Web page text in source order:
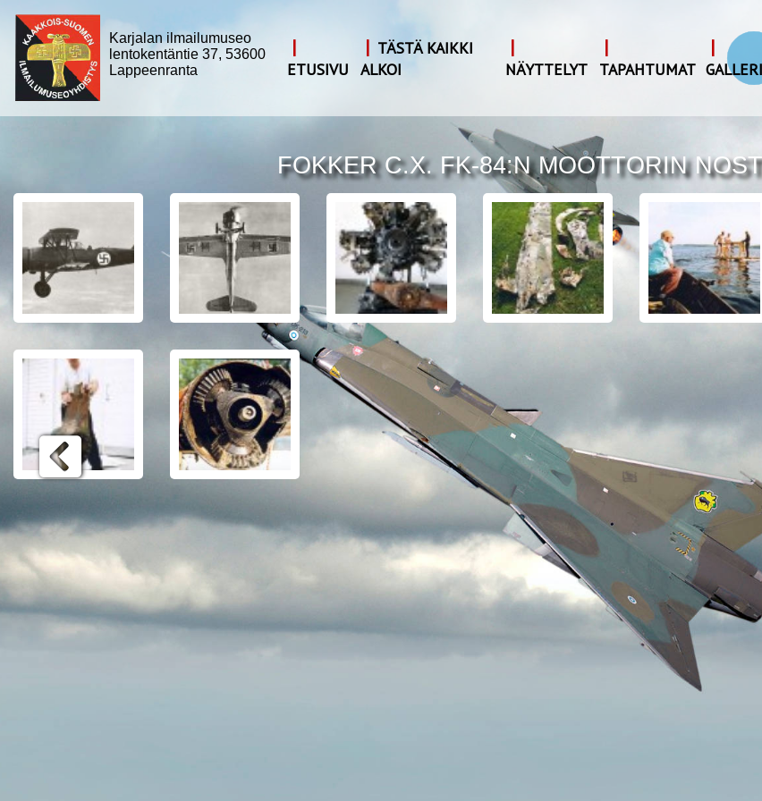
Karjalan ilmailumuseo
lentokentäntie 37, 53600
Lappeenranta
|
ETUSIVU
| TÄSTÄ KAIKKI
ALKOI
|
NÄYTTELYT
|
TAPAHTUMAT
|
FOKKER C.X. FK-84:N MOOTTORIN